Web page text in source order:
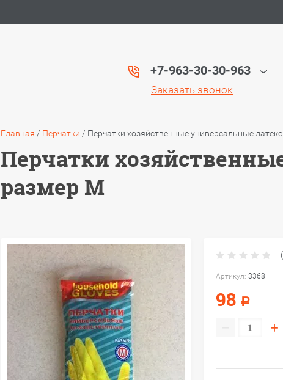
+7-963-30-30-963
Заказать звонок
Главная / Перчатки / Перчатки хозяйственные универсальные
Перчатки
размер M
Артикул: 3368
98 Р
+